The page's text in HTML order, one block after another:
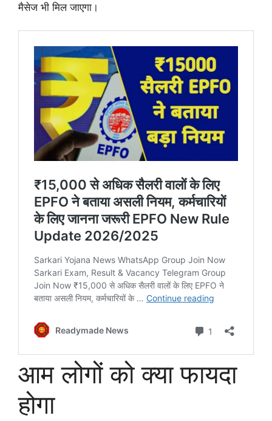
मैसेज भी मिल जाएगा।
आम लोगों को क्या फायदा
होगा